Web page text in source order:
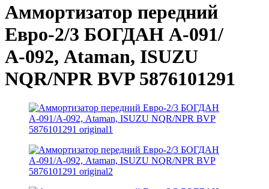
Аммортизатор передний
Евро-2/3 БОГДАН А-091/
А-092, Ataman, ISUZU
NQR/NPR BVP 5876101291